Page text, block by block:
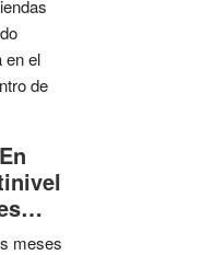
en el
de
meses